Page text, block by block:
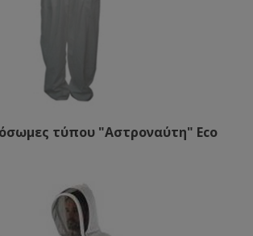
τύπου "Αστροναύτη" Eco